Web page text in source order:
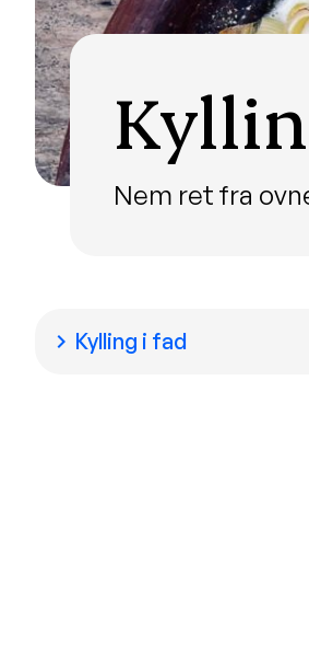
Nem ret fra
chevron_right Kylling i fad